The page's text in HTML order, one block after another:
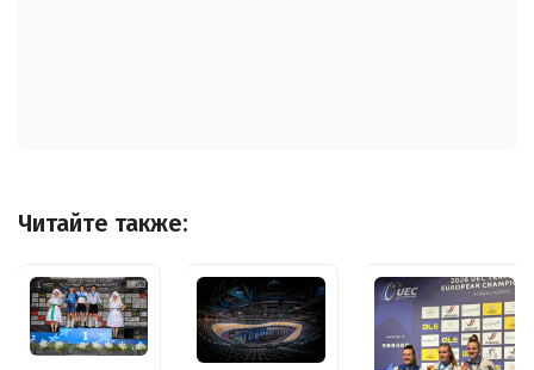
Читайте также: